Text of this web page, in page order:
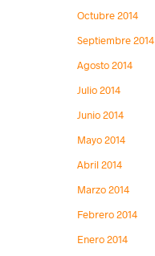
Octubre 2014
Septiembre 2014
Agosto 2014
Julio 2014
Junio 2014
Mayo 2014
Abril 2014
Marzo 2014
Febrero 2014
Enero 2014